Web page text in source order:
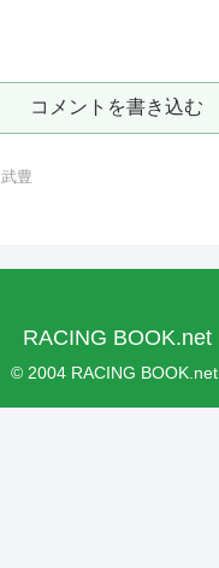
コメントを書き込む
武豊
RACING BOOK.net
© 2004 RACING BOOK.net.